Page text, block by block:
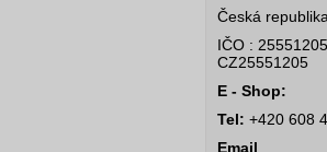
Česká republika
IČO :
CZ25551205
E - Shop:
Tel: +420 608
Email